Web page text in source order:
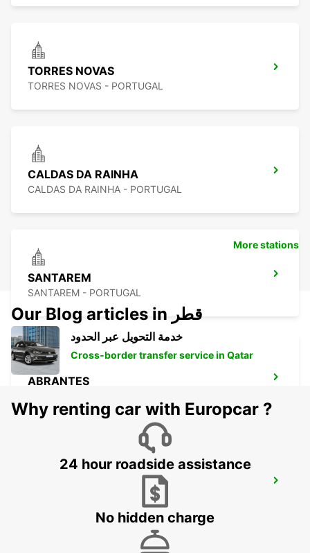
TORRES NOVAS
TORRES NOVAS - PORTUGAL
CALDAS DA RAINHA
CALDAS DA RAINHA - PORTUGAL
SANTAREM
SANTAREM - PORTUGAL
ABRANTES
More stations
Our Blog articles in قطر
خدمة التحويل عبر الحدود
Cross-border transfer service in Qatar
Why renting car with Europcar ?
24 hour roadside assistance
No hidden charge